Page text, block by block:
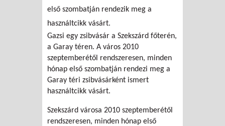
első szombatján rendezik meg a
használtcikk vásárt.
Gazsi egy zsibvásár a Szekszárd főterén,
a Garay téren. A város 2010
szeptemberétől rendszeresen, minden
hónap első szombatján rendezi meg a
Garay téri zsibvásárként ismert
használtcikk vásárt.
Szekszárd városa 2010 szeptemberétől
rendszeresen, minden hónap első